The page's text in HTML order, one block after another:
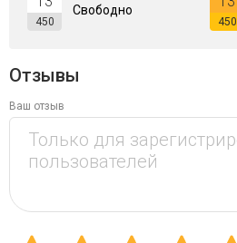
450
Свободно
450
Отзывы
Ваш отзыв